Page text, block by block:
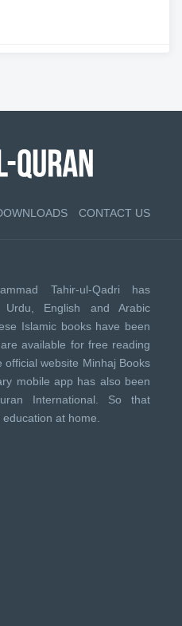
CONTACT US
Tahir-ul-Qadri has
English and Arabic
Islamic books have been
available for free reading
website Minhaj Books
mobile app has also been
International . So that
at home.